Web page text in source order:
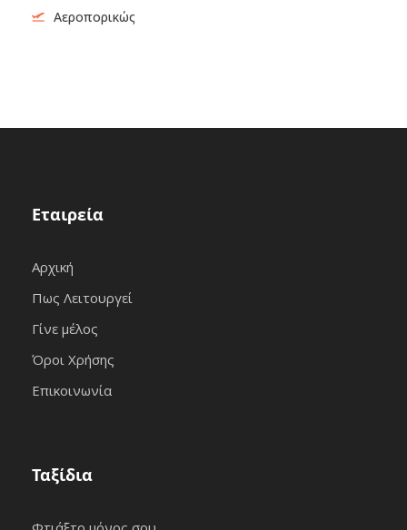
Αεροπορικώς
Εταιρεία
Αρχική
Πως Λειτουργεί
Γίνε μέλος
Όροι Χρήσης
Επικοινωνία
Ταξίδια